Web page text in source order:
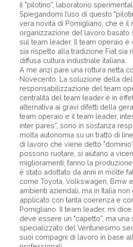
il "pilotino”, laboratorio
Spiegandomi l’uso di questo
vera novità di Pomigliano, che è il
organizzazione del lavoro basato
sul team leader. Il team operaio è
sia rispetto alla tradizione Fiat sia
diffusa cultura industriale italiana.
A me anzi pare una rottura netta
Novecento. La soluzione della
responsabilizzazione del team
centralità del team leader è in
alternativa ai gravi difetti della
team operaio e il team leader,
inter pares”, sono in sostanza
molta autonomia su un tratto di
di lavoro che viene detto
possono ruotare, si aiutano a
miglioramenti, fanno la
è stato adottato da anni in molte
come Toyota, Volkswagen, Bmw
ambienti aziendali, ma in Italia non
applicato con tanta coerenza e
Pomigliano. Il team leader, mi
deve essere un "capetto”, ma
specializzato del Ventunesimo
suoi compagni di lavoro in base